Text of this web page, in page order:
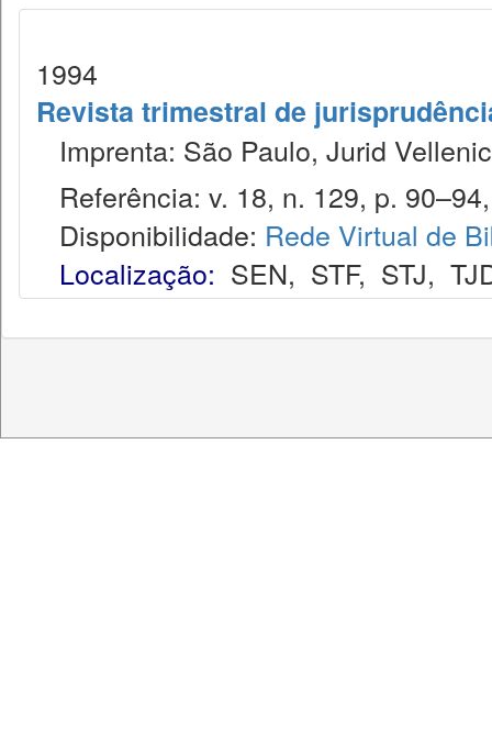
1994
Revista trimestral de
Imprenta: São Paulo, Jurid
Referência: v. 18, n. 129, p.
Disponibilidade: Rede Virtual de
Localização: SEN, STF, STJ,